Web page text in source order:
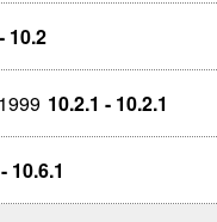
10.2
10.2.1 - 10.2.1
10.6.1